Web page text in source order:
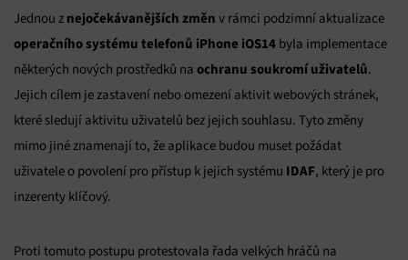
Jednou z nejočekávanějších změn v rámci podzimní aktualizace
operačního systému telefonů iPhone iOS14 byla implementace
některých nových prostředků na ochranu soukromí uživatelů.
Jejich cílem je zastavení nebo omezení aktivit webových stránek,
které sledují aktivitu uživatelů bez jejich souhlasu. Tyto změny
mimo jiné znamenají to, že aplikace budou muset požádat
uživatele o povolení pro přístup k jejich systému IDAF, který je pro
inzerenty klíčový.
Proti tomuto postupu protestovala řada velkých hráčů na